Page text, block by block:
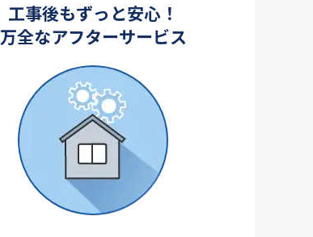
工事後もずっと安心！
万全なアフターサービス